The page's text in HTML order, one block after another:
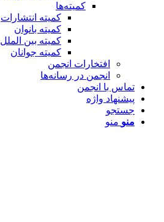
کمیته‌ها
کمیته انتشارات
کمیته بانوان
کمیته بین الملل
کمیته جوانان
افتخارات انجمن
انجمن در رسانه‌ها
تماس با انجمن
پیشنهاد واژه
جستجو
منو منو